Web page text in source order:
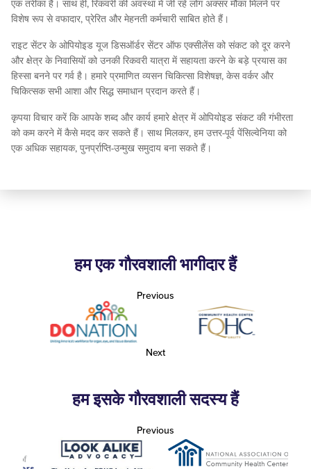
एक तरीका है। साथ ही, रिकवरी की अवस्था में जी रहे लोग अक्सर मौका मिलने पर
विशेष रूप से वफादार, प्रेरित और मेहनती कर्मचारी साबित होते हैं।
राइट सेंटर के ओपियोइड यूज डिसऑर्डर सेंटर ऑफ एक्सीलेंस को संकट को दूर करने
और क्षेत्र के निवासियों को उनकी रिकवरी यात्रा में सहायता करने के बड़े प्रयास का
हिस्सा बनने पर गर्व है। हमारे प्रमाणित व्यसन चिकित्सा विशेषज्ञ, केस वर्कर और
चिकित्सक सभी आशा और सिद्ध समाधान प्रदान करते हैं।
कृपया विचार करें कि आपके शब्द और कार्य हमारे क्षेत्र में ओपियोइड संकट की गंभीरता
को कम करने में कैसे मदद कर सकते हैं। साथ मिलकर, हम उत्तर-पूर्व पेंसिल्वेनिया को
एक अधिक सहायक, पुनर्प्राप्ति-उन्मुख समुदाय बना सकते हैं।
हम एक गौरवशाली भागीदार हैं
Previous
Next
हम इसके गौरवशाली सदस्य हैं
Previous